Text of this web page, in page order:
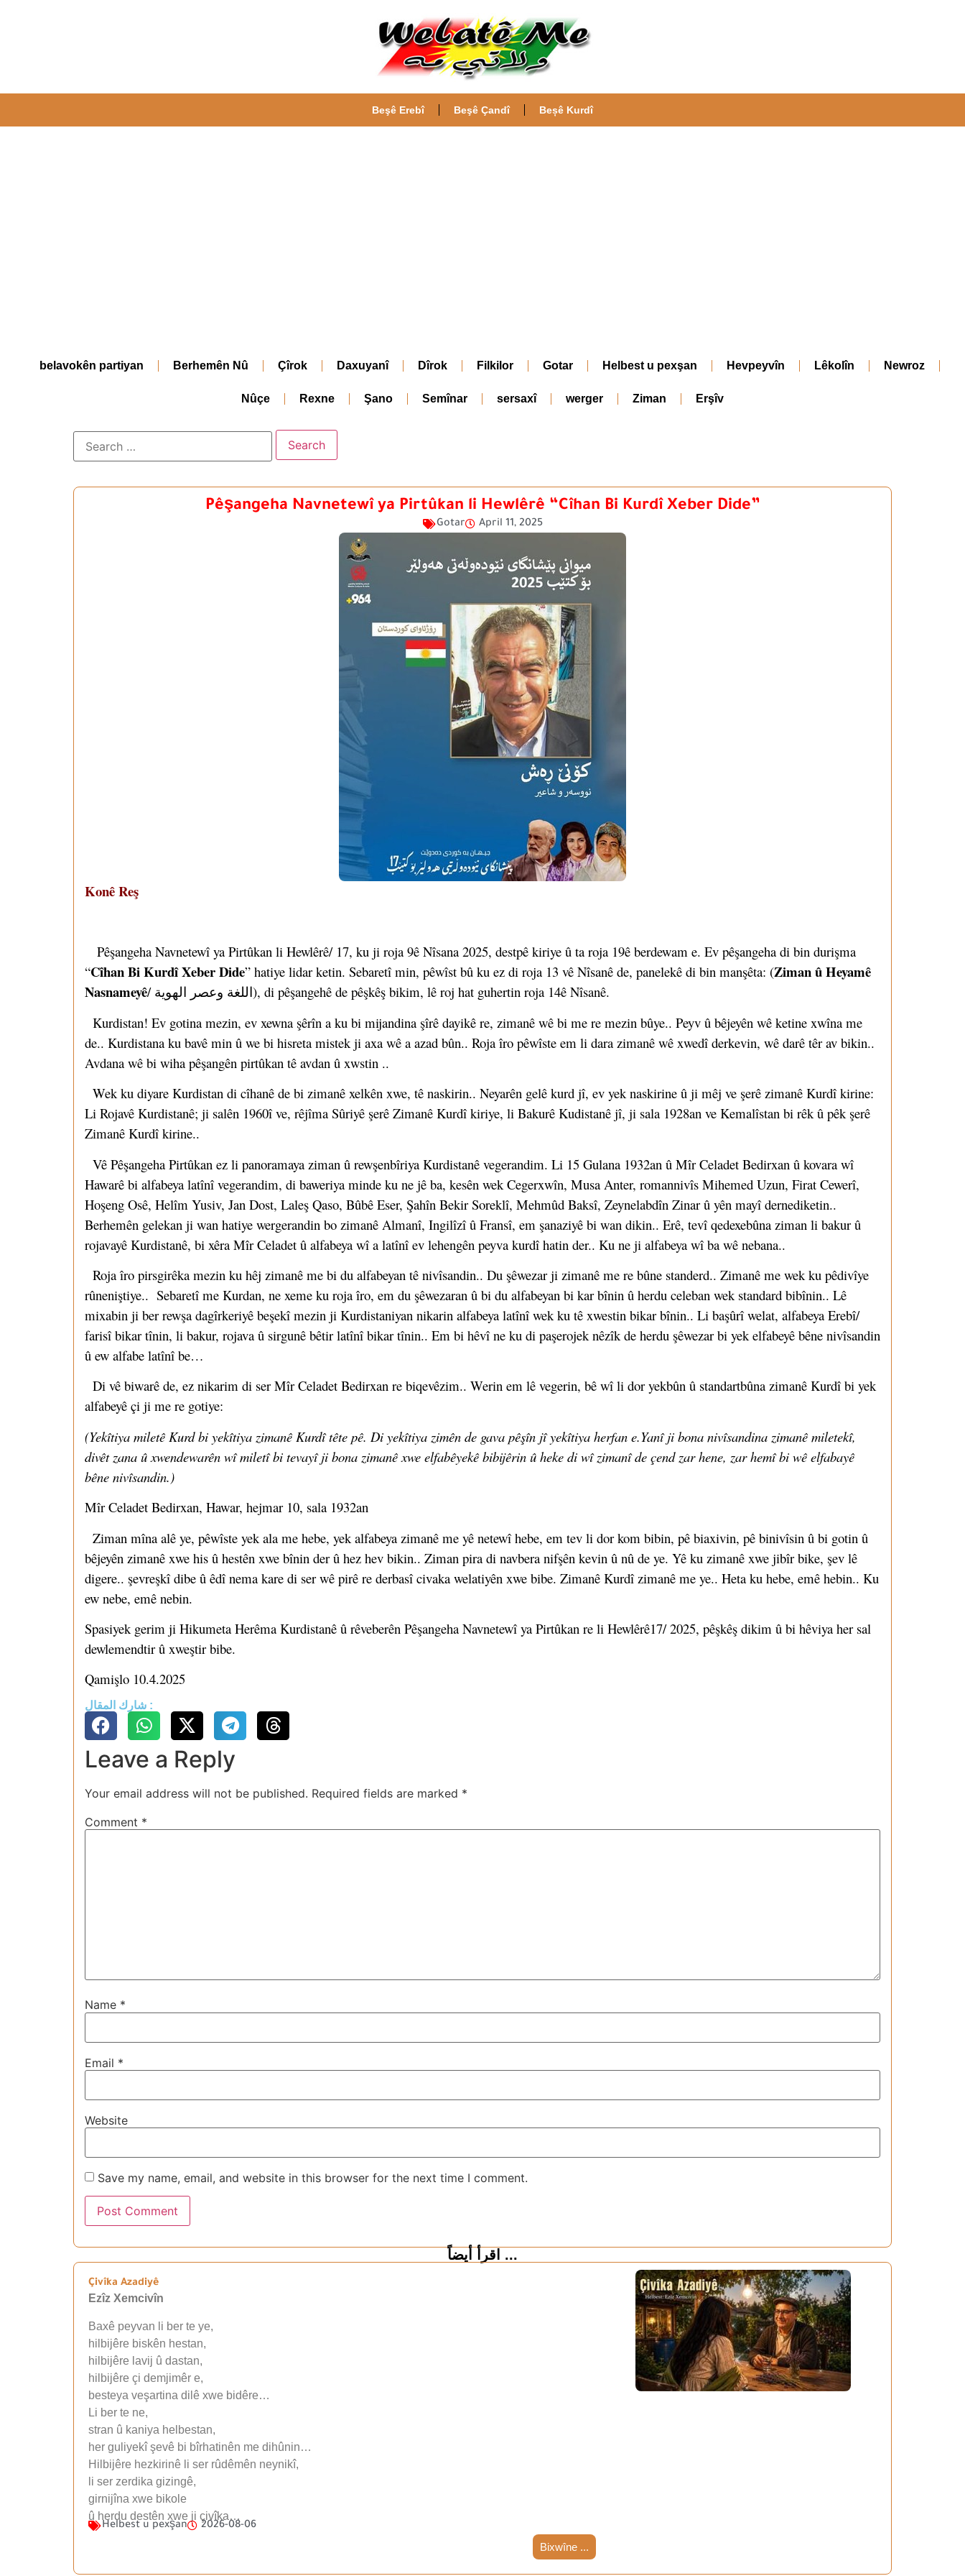
Beşê Erebî Beşê Çandî Beșê Kurdî
belavokên partiyan Berhemên Nû Çîrok Daxuyanî Dîrok Filkilor Gotar Helbest u pexşan Hevpeyvîn Lêkolîn Newroz
Nûçe Rexne Şano Semînar sersaxî werger Ziman Erşîv
Pêşangeha Navnetewî ya Pirtûkan li Hewlêrê “Cîhan Bi Kurdî Xeber Dide”
Gotar April 11, 2025
Konê Reş
Pêşangeha Navnetewî ya Pirtûkan li Hewlêrê/ 17, ku ji roja 9ê Nîsana 2025, destpê kiriye û ta roja 19ê berdewam e. Ev pêşangeha di bin durişma
“Cîhan Bi Kurdî Xeber Dide” hatiye lidar ketin. Sebaretî min, pêwîst bû ku ez di roja 13 vê Nîsanê de, panelekê di bin manşêta: (Ziman û Heyamê
Nasnameyê
/ اللغة وعصر الهوية), di pêşangehê de pêşkêş bikim, lê roj hat guhertin roja 14ê Nîsanê.
Kurdistan! Ev gotina mezin, ev xewna şêrîn a ku bi mijandina şîrê dayikê re, zimanê wê bi me re mezin bûye.. Peyv û bêjeyên wê ketine xwîna me
de.. Kurdistana ku bavê min û we bi hisreta mistek ji axa wê a azad bûn.. Roja îro pêwîste em li dara zimanê wê xwedî derkevin, wê darê têr av bikin..
Avdana wê bi wiha pêşangên pirtûkan tê avdan û xwstin ..
Wek ku diyare Kurdistan di cîhanê de bi zimanê xelkên xwe, tê naskirin.. Neyarên gelê kurd jî, ev yek naskirine û ji mêj ve şerê zimanê Kurdî kirine:
Li Rojavê Kurdistanê; ji salên 1960î ve, rêjîma Sûriyê şerê Zimanê Kurdî kiriye, li Bakurê Kudistanê jî, ji sala 1928an ve Kemalîstan bi rêk û pêk şerê
Zimanê Kurdî kirine..
Vê Pêşangeha Pirtûkan ez li panoramaya ziman û rewşenbîriya Kurdistanê vegerandim. Li 15 Gulana 1932an û Mîr Celadet Bedirxan û kovara wî
Hawarê bi alfabeya latînî vegerandim, di baweriya minde ku ne jê ba, kesên wek Cegerxwîn, Musa Anter, romannivîs Mihemed Uzun, Firat Cewerî,
Hoşeng Osê, Helîm Yusiv, Jan Dost, Laleş Qaso, Bûbê Eser, Şahîn Bekir Soreklî, Mehmûd Baksî, Zeynelabdîn Zinar û yên mayî dernediketin..
Berhemên gelekan ji wan hatiye wergerandin bo zimanê Almanî, Ingilîzî û Fransî, em şanaziyê bi wan dikin.. Erê, tevî qedexebûna ziman li bakur û
rojavayê Kurdistanê, bi xêra Mîr Celadet û alfabeya wî a latînî ev lehengên peyva kurdî hatin der.. Ku ne ji alfabeya wî ba wê nebana..
Roja îro pirsgirêka mezin ku hêj zimanê me bi du alfabeyan tê nivîsandin.. Du şêwezar ji zimanê me re bûne standerd.. Zimanê me wek ku pêdivîye
rûneniştiye.. Sebaretî me Kurdan, ne xeme ku roja îro, em du şêwezaran û bi du alfabeyan bi kar bînin û herdu celeban wek standard bibînin.. Lê
mixabin ji ber rewşa dagîrkeriyê beşekî mezin ji Kurdistaniyan nikarin alfabeya latînî wek ku tê xwestin bikar bînin.. Li başûrî welat, alfabeya Erebî/
farisî bikar tînin, li bakur, rojava û sirgunê bêtir latînî bikar tînin.. Em bi hêvî ne ku di paşerojek nêzîk de herdu şêwezar bi yek elfabeyê bêne nivîsandin
û ew alfabe latînî be…
Di vê biwarê de, ez nikarim di ser Mîr Celadet Bedirxan re biqevêzim.. Werin em lê vegerin, bê wî li dor yekbûn û standartbûna zimanê Kurdî bi yek
alfabeyê çi ji me re gotiye:
(Yekîtiya miletê Kurd bi yekîtiya zimanê Kurdî tête pê. Di yekîtiya zimên de gava pêşîn jî yekîtiya herfan e.Yanî ji bona nivîsandina zimanê miletekî,
divêt zana û xwendewarên wî miletî bi tevayî ji bona zimanê xwe elfabêyekê bibijêrin û heke di wî zimanî de çend zar hene, zar hemî bi wê elfabayê
bêne nivîsandin.)
Mîr Celadet Bedirxan, Hawar, hejmar 10, sala 1932an
Ziman mîna alê ye, pêwîste yek ala me hebe, yek alfabeya zimanê me yê netewî hebe, em tev li dor kom bibin, pê biaxivin, pê binivîsin û bi gotin û
bêjeyên zimanê xwe his û hestên xwe bînin der û hez hev bikin.. Ziman pira di navbera nifşên kevin û nû de ye. Yê ku zimanê xwe jibîr bike, şev lê
digere.. şevreşkî dibe û êdî nema kare di ser wê pirê re derbasî civaka welatiyên xwe bibe. Zimanê Kurdî zimanê me ye.. Heta ku hebe, emê hebin.. Ku
ew nebe, emê nebin.
Spasiyek gerim ji Hikumeta Herêma Kurdistanê û rêveberên Pêşangeha Navnetewî ya Pirtûkan re li Hewlêrê17/ 2025, pêşkêş dikim û bi hêviya her sal
dewlemendtir û xweştir bibe.
Qamişlo 10.4.2025
شارك المقال :
Leave a Reply
Your email address will not be published. Required fields are marked *
Comment *
Name *
Email *
Website
Save my name, email, and website in this browser for the next time I comment.
اقرأ أيضاً ...
Çivîka Azadiyê
Ezîz Xemcivîn
Baxê peyvan li ber te ye,
hilbijêre biskên hestan,
hilbijêre lavij û dastan,
hilbijêre çi demjimêr e,
besteya veşartina dilê xwe bidêre…
Li ber te ne,
stran û kaniya helbestan,
her guliyekî şevê bi bîrhatinên me dihûnin…
Hilbijêre hezkirinê li ser rûdêmên neynikî,
li ser zerdika gizingê,
girnijîna xwe bikole
û herdu destên xwe ji çivîka…
Helbest u pexşan 2026-08-06
Bixwîne ...